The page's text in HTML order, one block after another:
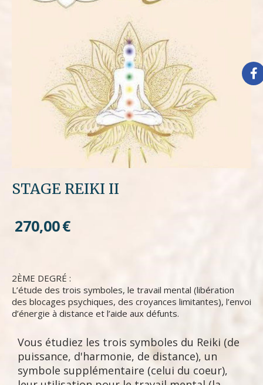
STAGE REIKI II
270,00€
2ÈME DEGRÉ :
L’étude des trois symboles, le travail mental (libération
des blocages psychiques, des croyances limitantes), l’envoi
d’énergie à distance et l’aide aux défunts.
Vous étudiez les trois symboles du Reiki (de
puissance, d'harmonie, de distance), un
symbole supplémentaire (celui du coeur),